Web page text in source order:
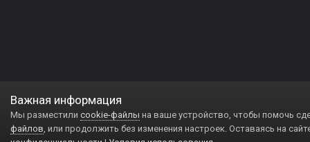
Важная информация
Мы разместили cookie-файлы на ваше устройство, чтобы помочь
файлов, или продолжить без изменения настроек. Оставаясь на